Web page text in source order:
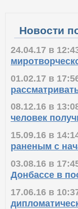
Новости
24.04.17 в
01.02.17 в
08.12.16 в
человек
15.09.16 в
раненым с
03.08.16 в
Донбассе в
17.06.16 в